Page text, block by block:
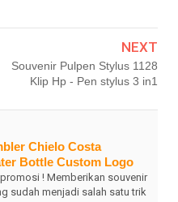
NEXT
Souvenir Pulpen Stylus 1128
Klip Hp - Pen stylus 3 in1
Chielo Costa
Bottle Custom Logo
! Memberikan souvenir
sudah menjadi salah satu trik